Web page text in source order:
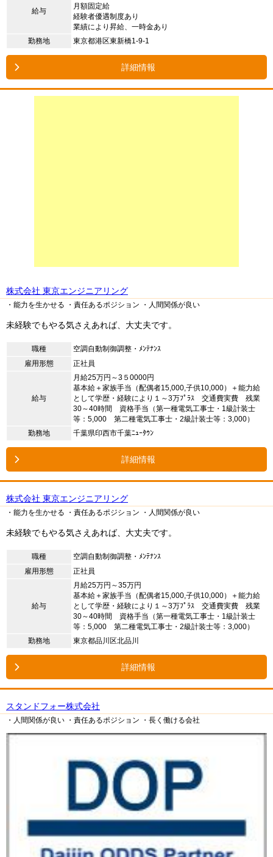
給与
月額固定給
経験者優遇制度あり
業績により昇給、一時金あり
勤務地
東京都港区東新橋1-9-1
詳細情報
株式会社 東京エンジニアリング
・能力を生かせる ・責任あるポジション ・人間関係が良い
未経験でもやる気さえあれば、大丈夫です。
職種
空調自動制御調整・ﾒﾝﾃﾅﾝｽ
雇用形態
正社員
給与
月給25万円～3５0000円
基本給＋家族手当（配偶者15,000,子供10,000）＋能力給
として学歴・経験により１～3万ﾌﾟﾗｽ 交通費実費 残業
30～40時間 資格手当（第一種電気工事士・1級計装士
等：5,000 第二種電気工事士・2級計装士等：3,000）
勤務地
千葉県印西市千葉ﾆｭｰﾀｳﾝ
詳細情報
株式会社 東京エンジニアリング
・能力を生かせる ・責任あるポジション ・人間関係が良い
未経験でもやる気さえあれば、大丈夫です。
職種
空調自動制御調整・ﾒﾝﾃﾅﾝｽ
雇用形態
正社員
給与
月給25万円～35万円
基本給＋家族手当（配偶者15,000,子供10,000）＋能力給
として学歴・経験により１～3万ﾌﾟﾗｽ 交通費実費 残業
30～40時間 資格手当（第一種電気工事士・1級計装士
等：5,000 第二種電気工事士・2級計装士等：3,000）
勤務地
東京都品川区北品川
詳細情報
スタンドフォー株式会社
・人間関係が良い ・責任あるポジション ・長く働ける会社